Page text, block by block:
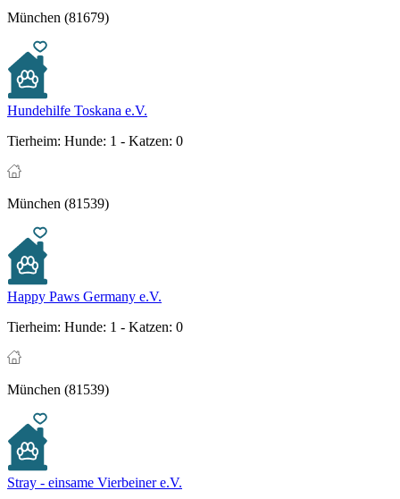
München (81679)
Hundehilfe Toskana e.V.
Tierheim: Hunde: 1 - Katzen: 0
München (81539)
Happy Paws Germany e.V.
Tierheim: Hunde: 1 - Katzen: 0
München (81539)
Stray - einsame Vierbeiner e.V.